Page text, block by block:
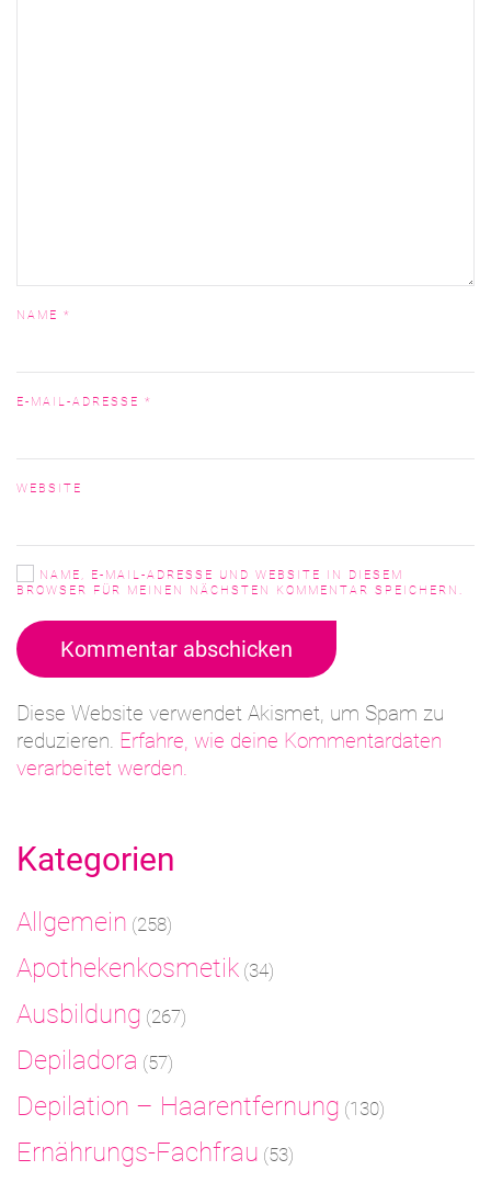
NAME *
E-MAIL-ADRESSE *
WEBSITE
NAME, E-MAIL-ADRESSE UND WEBSITE IN DIESEM
BROWSER FÜR MEINEN NÄCHSTEN KOMMENTAR SPEICHERN.
Kommentar abschicken
Diese Website verwendet Akismet, um Spam zu
reduzieren. Erfahre, wie deine Kommentardaten
verarbeitet werden.
Kategorien
Allgemein (258)
Apothekenkosmetik (34)
Ausbildung (267)
Depiladora (57)
Depilation – Haarentfernung (130)
Ernährungs-Fachfrau (53)